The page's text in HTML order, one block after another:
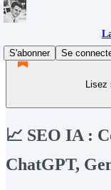
S'abonner
Se
Lisez
📈 SEO IA :
ChatGPT,